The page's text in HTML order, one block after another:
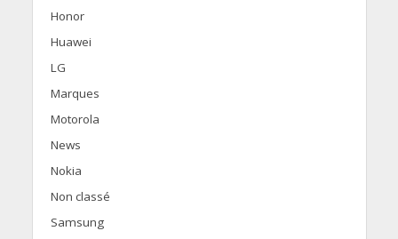
Honor
Huawei
LG
Marques
Motorola
News
Nokia
Non classé
Samsung